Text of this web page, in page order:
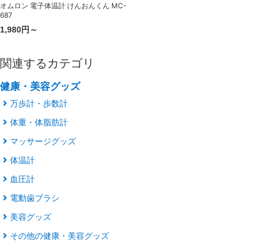
オムロン 電子体温計 けんおんくん MC-
687
1,980円～
関連するカテゴリ
健康・美容グッズ
万歩計・歩数計
体重・体脂肪計
マッサージグッズ
体温計
血圧計
電動歯ブラシ
美容グッズ
その他の健康・美容グッズ